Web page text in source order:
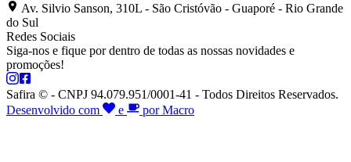
Av. Silvio Sanson, 310L - São Cristóvão - Guaporé - Rio Grande
do Sul
Redes Sociais
Siga-nos e fique por dentro de todas as nossas novidades e
promoções!
Safira © - CNPJ 94.079.951/0001-41 - Todos Direitos Reservados.
Desenvolvido com
e por Macro